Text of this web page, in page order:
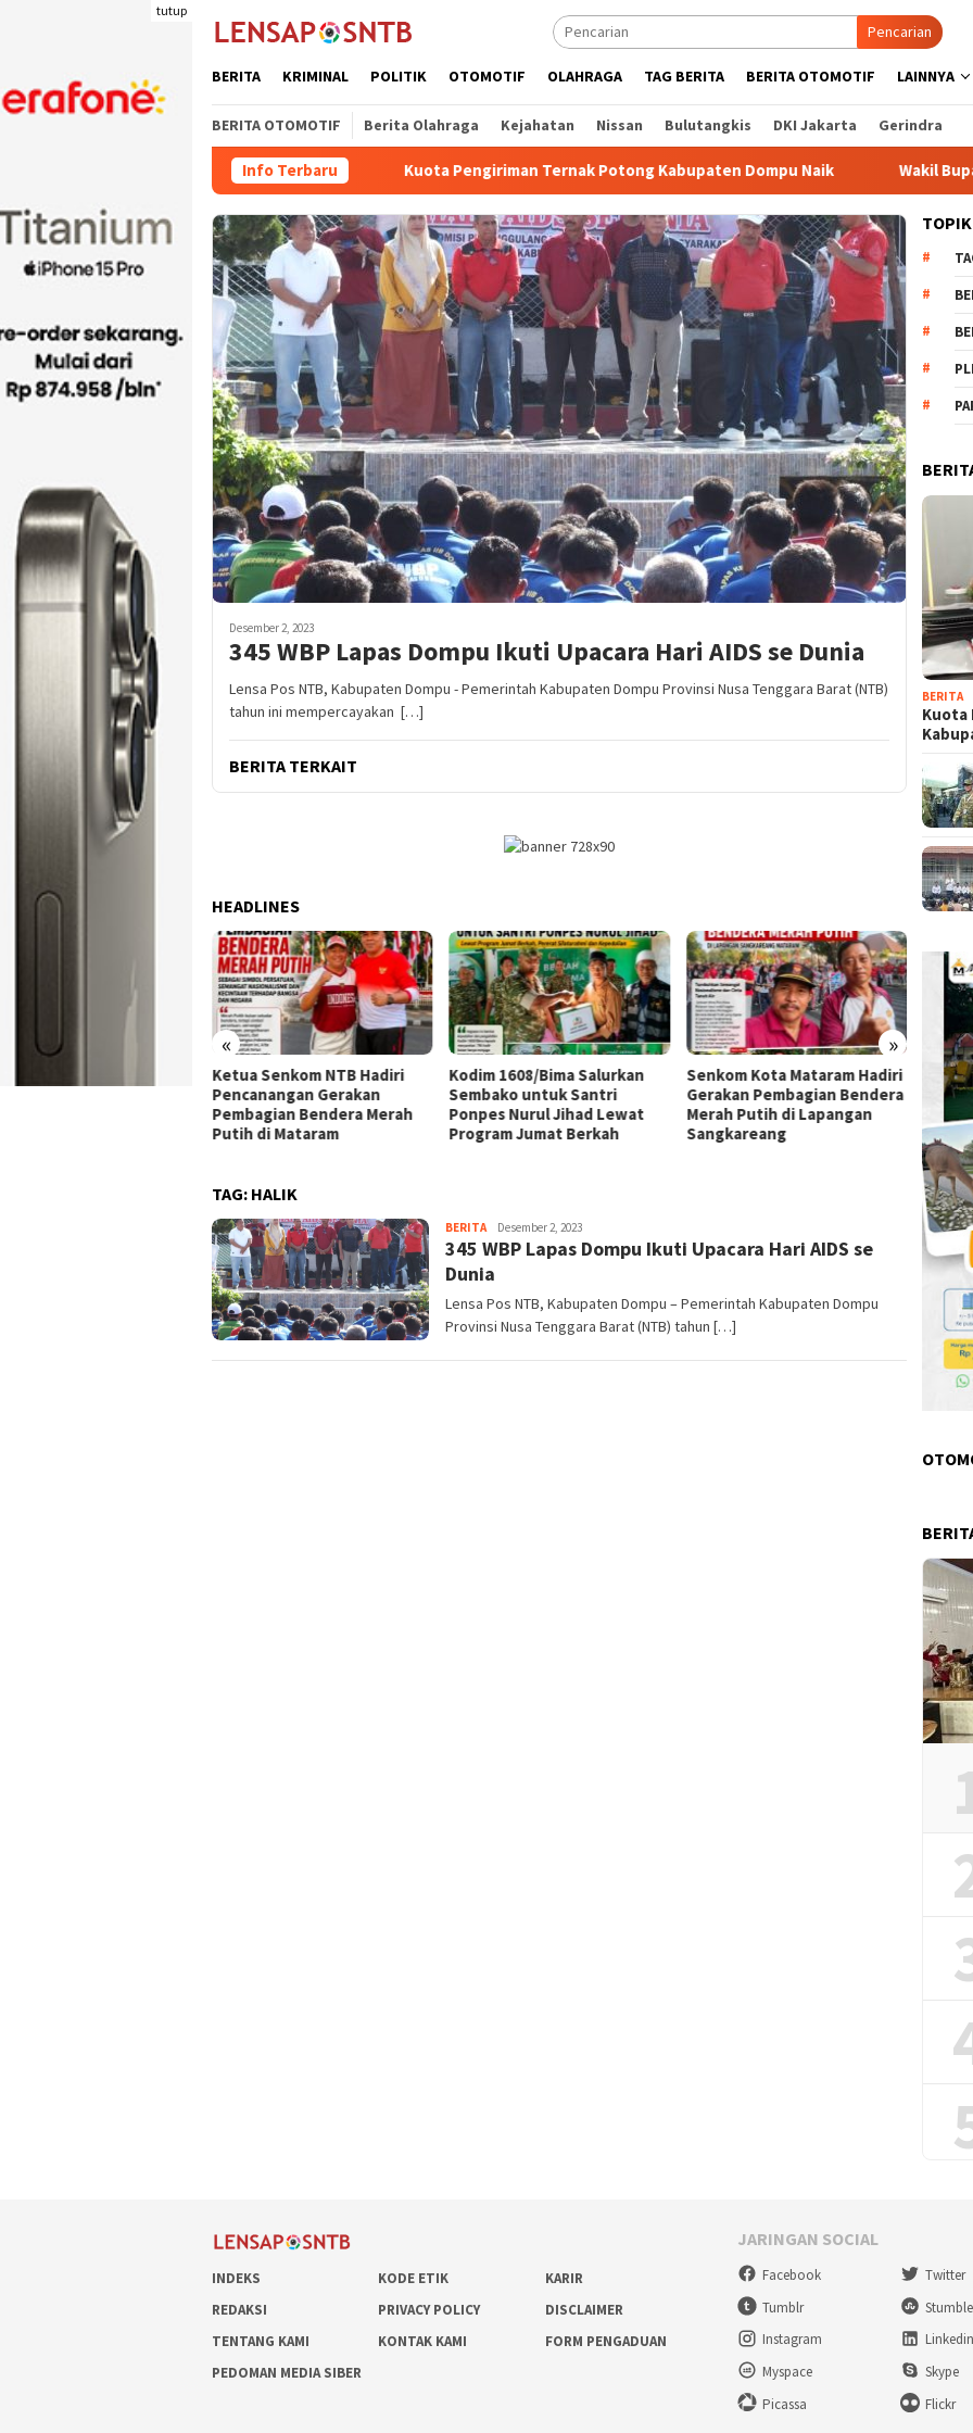
tutup
Pencarian
BERITA KRIMINAL POLITIK OTOMOTIF OLAHRAGA TAG BERITA BERITA OTOMOTIF LAINNYA
BERITA OTOMOTIF Berita Olahraga Kejahatan Nissan Bulutangkis DKI Jakarta Gerindra
Info TerbaruKuota Pengiriman Ternak Potong Kabupaten Dompu Naik Wakil Bupati Bima dr.
Desember 2, 2023
345 WBP Lapas Dompu Ikuti Upacara Hari AIDS se Dunia
Lensa Pos NTB, Kabupaten Dompu - Pemerintah Kabupaten Dompu Provinsi Nusa Tenggara Barat (NTB)
tahun ini mempercayakan […]
BERITA TERKAIT
HEADLINES
« »
Ketua Senkom NTB Hadiri
Pencanangan Gerakan
Pembagian Bendera Merah
Putih di Mataram
Kodim 1608/Bima Salurkan
Sembako untuk Santri
Ponpes Nurul Jihad Lewat
Program Jumat Berkah
Senkom Kota Mataram Hadiri
Gerakan Pembagian Bendera
Merah Putih di Lapangan
Sangkareang
SDN
Lebih
TAG: HALIK
BERITAtimlensaposntb
Desember 2, 2023
345 WBP Lapas Dompu Ikuti Upacara Hari AIDS se
Dunia
Lensa Pos NTB, Kabupaten Dompu – Pemerintah Kabupaten Dompu
Provinsi Nusa Tenggara Barat (NTB) tahun […]
BERITA
Kuota
INDEKS KODE ETIK
KARIR
REDAKSI
PRIVACY POLICY
DISCLAIMER
TENTANG KAMI
KONTAK KAMI
FORM PENGADUAN
PEDOMAN MEDIA SIBER
JARINGAN SOCIAL
Facebook Twitter
Tumblr
Instagram
Linkedin
Myspace
Skype
Picassa
Flickr